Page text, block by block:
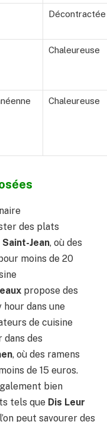
Décontractée
Chaleureuse
Chaleureuse
des plats
Jean, où des
moins de 20
propose des
dans une
de cuisine
des
, où des ramens
de 15 euros.
bien
tels que Dis Leur
peut savourer des